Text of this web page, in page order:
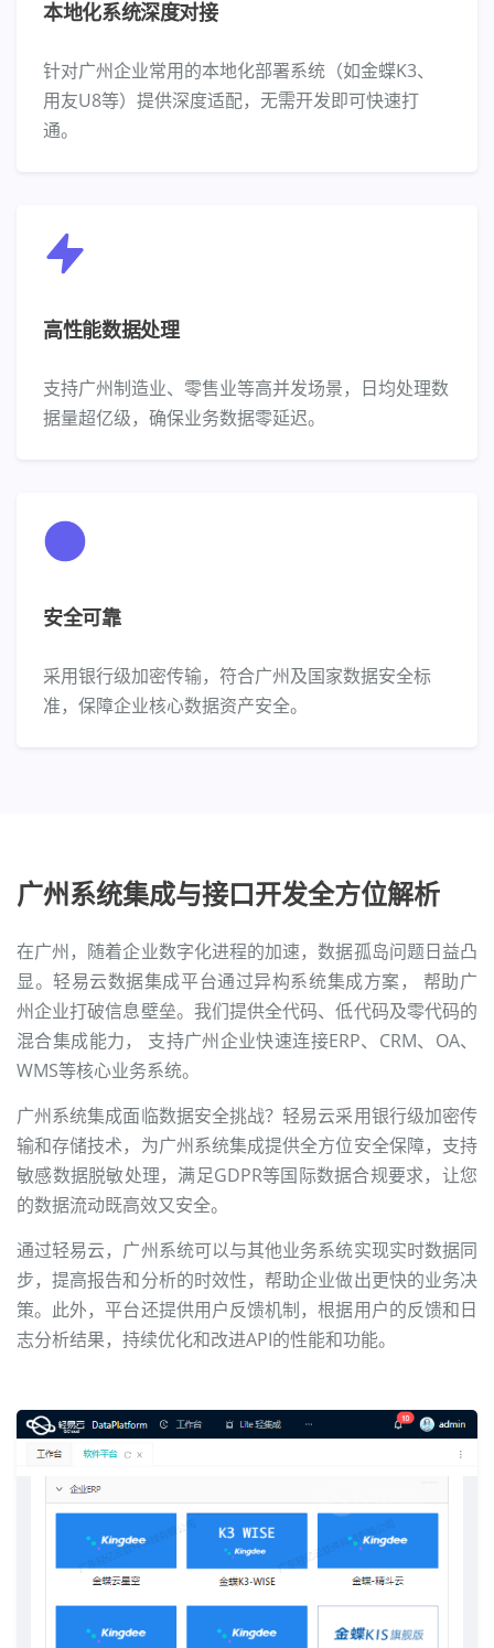
本地化系统深度对接
针对广州企业常用的本地化部署系统（如金蝶K3、
用友U8等）提供深度适配，无需开发即可快速打
通。
高性能数据处理
支持广州制造业、零售业等高并发场景，日均处理数
据量超亿级，确保业务数据零延迟。
安全可靠
采用银行级加密传输，符合广州及国家数据安全标
准，保障企业核心数据资产安全。
广州系统集成与接口开发全方位解析
在广州，随着企业数字化进程的加速，数据孤岛问题日益凸
显。轻易云数据集成平台通过异构系统集成方案， 帮助广
州企业打破信息壁垒。我们提供全代码、低代码及零代码的
混合集成能力， 支持广州企业快速连接ERP、CRM、OA、
WMS等核心业务系统。
广州系统集成面临数据安全挑战？轻易云采用银行级加密传
输和存储技术，为广州系统集成提供全方位安全保障，支持
敏感数据脱敏处理，满足GDPR等国际数据合规要求，让您
的数据流动既高效又安全。
通过轻易云，广州系统可以与其他业务系统实现实时数据同
步，提高报告和分析的时效性，帮助企业做出更快的业务决
策。此外，平台还提供用户反馈机制，根据用户的反馈和日
志分析结果，持续优化和改进API的性能和功能。